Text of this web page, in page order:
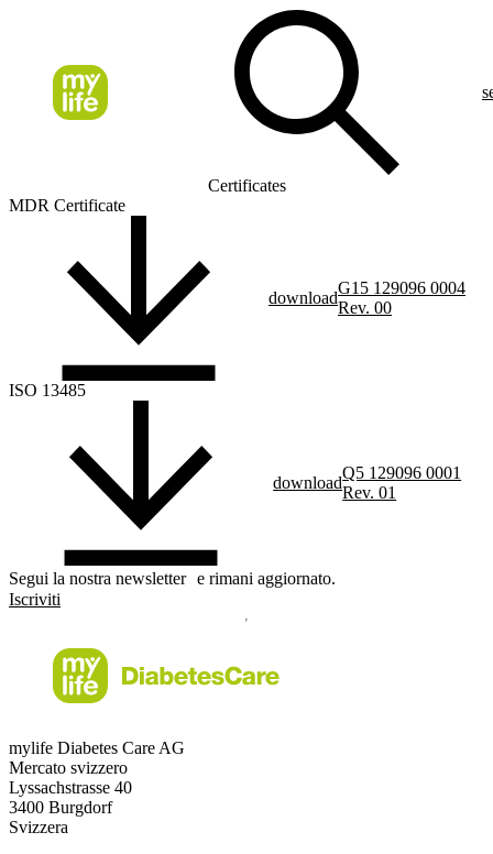
Certificates
MDR Certificate
download
G15 129096 0004
Rev. 00
ISO 13485
download
Q5 129096 0001
Rev. 01
Segui la nostra newsletter e rimani aggiornato.
Iscriviti
mylife Diabetes Care AG
Mercato svizzero
Lyssachstrasse 40
3400 Burgdorf
Svizzera